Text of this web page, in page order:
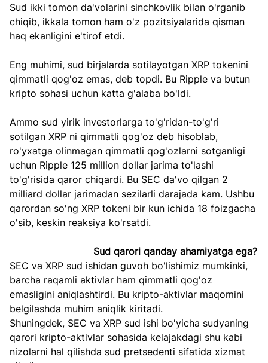
Sud ikki tomon da'volarini sinchkovlik bilan o'rganib
chiqib, ikkala tomon ham o'z pozitsiyalarida qisman
haq ekanligini e'tirof etdi.
Eng muhimi, sud birjalarda sotilayotgan XRP tokenini
qimmatli qog'oz emas, deb topdi. Bu Ripple va butun
kripto sohasi uchun katta g'alaba bo'ldi.
Ammo sud yirik investorlarga to'g'ridan-to'g'ri
sotilgan XRP ni qimmatli qog'oz deb hisoblab,
ro'yxatga olinmagan qimmatli qog'ozlarni sotganligi
uchun Ripple 125 million dollar jarima to'lashi
to'g'risida qaror chiqardi. Bu SEC da'vo qilgan 2
milliard dollar jarimadan sezilarli darajada kam. Ushbu
qarordan so'ng XRP tokeni bir kun ichida 18 foizgacha
o'sib, keskin reaksiya ko'rsatdi.
Sud qarori qanday ahamiyatga ega?
SEC va XRP sud ishidan guvoh bo'lishimiz mumkinki,
barcha raqamli aktivlar ham qimmatli qog'oz
emasligini aniqlashtirdi. Bu kripto-aktivlar maqomini
belgilashda muhim aniqlik kiritadi.
Shuningdek, SEC va XRP sud ishi bo'yicha sudyaning
qarori kripto-aktivlar sohasida kelajakdagi shu kabi
nizolarni hal qilishda sud pretsedenti sifatida xizmat